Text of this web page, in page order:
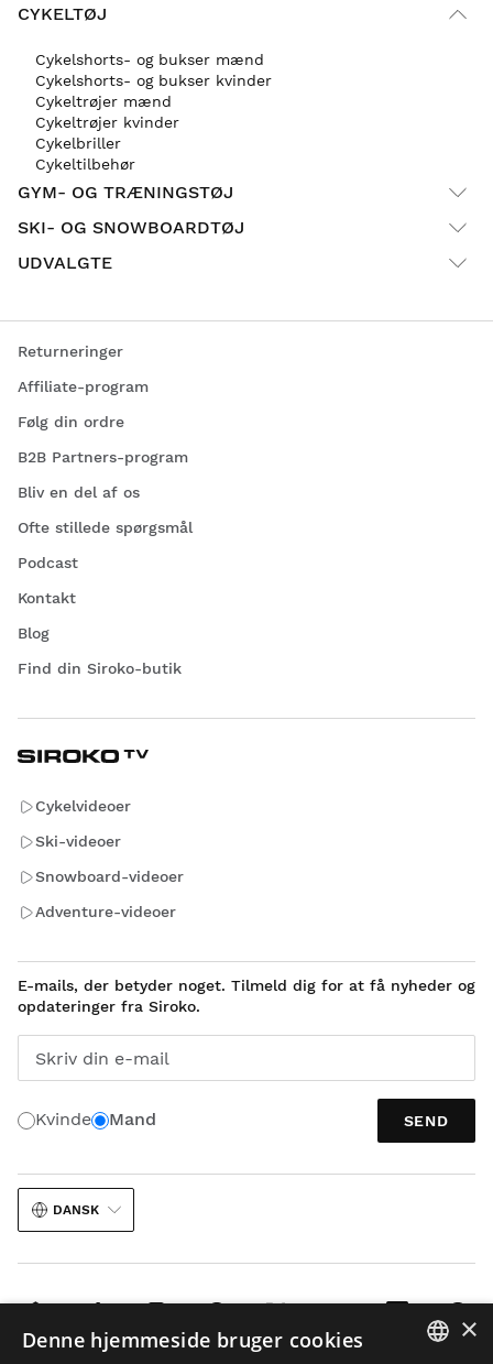
CYKELTØJ
Cykelshorts- og bukser mænd
Cykelshorts- og bukser kvinder
Cykeltrøjer mænd
Cykeltrøjer kvinder
Cykelbriller
Cykeltilbehør
GYM- OG TRÆNINGSTØJ
SKI- OG SNOWBOARDTØJ
UDVALGTE
Returneringer
Affiliate-program
Følg din ordre
B2B Partners-program
Bliv en del af os
Ofte stillede spørgsmål
Podcast
Kontakt
Blog
Find din Siroko-butik
Cykelvideoer
Ski-videoer
Snowboard-videoer
Adventure-videoer
E-mails, der betyder noget. Tilmeld dig for at få nyheder og
opdateringer fra Siroko.
Skriv din e-mail
Kvinde Mand SEND
DANSK
×
Denne hjemmeside bruger cookies